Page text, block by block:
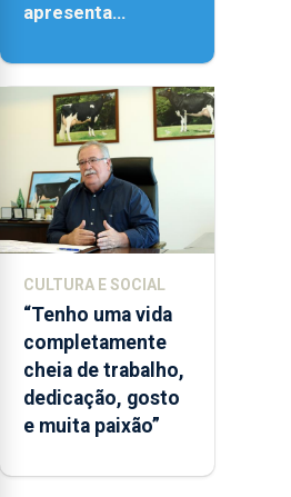
apresenta
Paisagem’
CULTURA E SOCIAL
“Tenho uma vida
completamente
cheia de trabalho,
dedicação, gosto
e muita paixão”